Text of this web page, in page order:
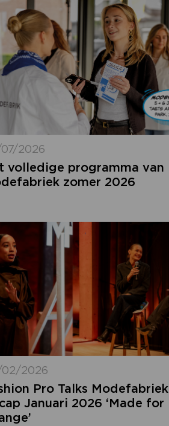
2026
volledige programma van
zomer 2026
2026
Pro Talks Modefabriek
Januari 2026 ‘Made for